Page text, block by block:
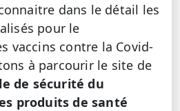
dans le détail les
pour le
vaccins contre la Covid-
à parcourir le site de
de sécurité du
produits de santé